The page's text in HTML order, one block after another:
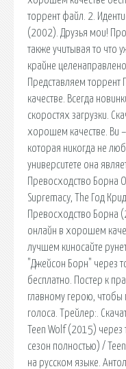
торрент файл. 2.
(2002). Друзья мои!
также учитывая то что
крайне
Представляем
качестве. Всегда
скоростях загрузки.
хорошем качестве. Ви
которая никогда не
университете она
Превосходство Борна
Supremacy, The Год
Превосходство
онлайн в хорошем
лучшем киносайте
"Джейсон Борн" через
бесплатно. Постер к
главному герою, чтобы
голоса. Трейлер:.
Teen Wolf (2015)
сезон полностью) /
на русском языке.